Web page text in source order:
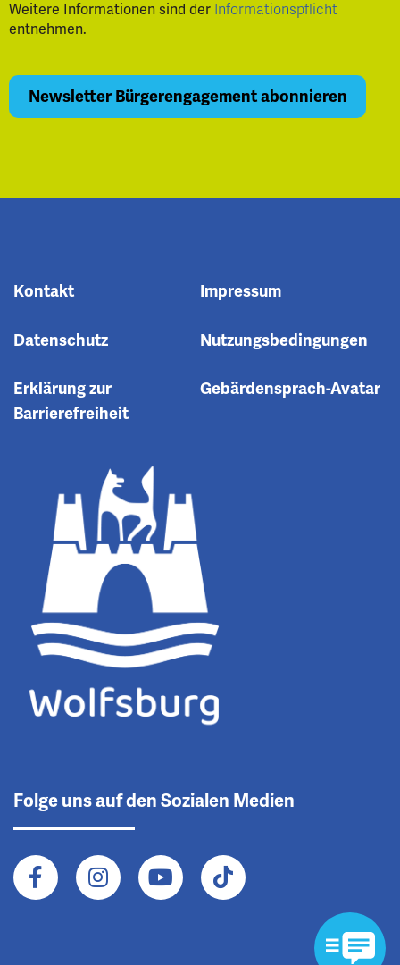
Weitere Informationen sind der Informationspflicht
entnehmen.
Kontakt Impressum
Datenschutz Nutzungsbedingungen
Erklärung zur
Barrierefreiheit
Gebärdensprach-Avatar
Folge uns auf den Sozialen Medien